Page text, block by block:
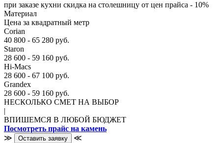
при заказе кухни скидка на столешницу от цен прайса - 10%
Материал
Цена за квадратный метр
Corian
40 800 - 65 280 руб.
Staron
28 600 - 59 160 руб.
Hi-Macs
28 600 - 67 100 руб.
Grandex
28 600 - 59 160 руб.
НЕСКОЛЬКО СМЕТ НА ВЫБОР
|
ВПИШЕМСЯ В ЛЮБОЙ БЮДЖЕТ
Посмотреть прайс на камень
≫
Оставить заявку ≪